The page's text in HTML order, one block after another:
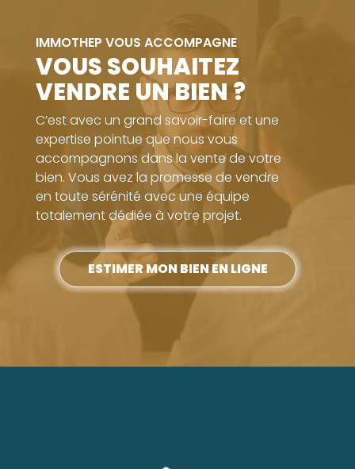
IMMOTHEP VOUS ACCOMPAGNE
VOUS SOUHAITEZ
VENDRE UN BIEN ?
C’est avec un grand savoir-faire et une
expertise pointue que nous vous
accompagnons dans la vente de votre
bien. Vous avez la promesse de vendre
en toute sérénité avec une équipe
totalement dédiée à votre projet.
ESTIMER MON BIEN EN LIGNE